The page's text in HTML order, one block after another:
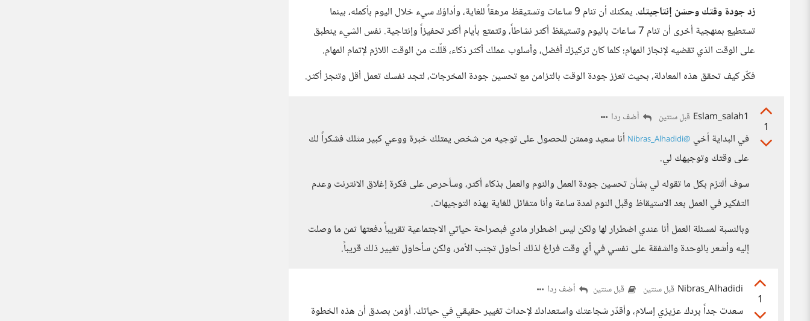
زد جودة وقتك وحسّن إنتاجيتك.
يمكنك أن تنام 9 ساعات وتستيقظ مرهقاً للغاية، وأداؤك سيء خلال اليوم بأكمله، بينما
تستطيع بمنهجية أخرى أن تنام 7 ساعات باليوم وتستيقظ أكثر نشاطاً، وتتمتع بأيام أكثر تحفيزاً وإنتاجية. نفس الشيء ينطبق
على الوقت الذي تقضيه لإنجاز المهام؛ كلما كان تركيزك أفضل، وأسلوب عملك أكثر ذكاء، قلّلت من الوقت اللازم لإتمام المهام.
فكّر كيف تحقق هذه المعادلة، بحيث تعزز جودة الوقت بالتزامن مع تحسين جودة المخرجات، لتجد نفسك تعمل أقل وتنجز أكثر.
1
Eslam_salah1 قبل سنتين أضف ردا
في البداية أخي @Nibras_Alhadidi
أنا سعيد وممتن للحصول على توجيه من شخص يمتلك خبرة ووعي كبير مثلك فشكراً لك
على وقتك وتوجيهك لي.
سوف ألتزم بكل ما تقوله لي بشأن تحسين جودة العمل والنوم والعمل بذكاء أكثر، وسأحرص على فكرة إغلاق الانترنت وعدم
التفكير في العمل بعد الاستيقاظ وقبل النوم لمدة ساعة وأنا متفائل للغاية بهذه التوجيهات.
وبالنسبة لمسئلة العمل أنا عندي اضطرار لها ولكن ليس اضطرار مادي فبصراحة حياتي الاجتماعية تقريباً دفعتها ثمن ما وصلت
إليه وأشعر بالوحدة والشفقة على نفسي في أي وقت فراغ لذلك أحاول تجنب الأمر، ولكن سأحاول تغيير ذلك قريباً.
1
Nibras_Alhadidi قبل سنتين قبل سنتين أضف ردا
سعدت جداً بردك عزيزي إسلام، وأقدّر شجاعتك واستعدادك لإحداث تغيير حقيقي في حياتك. أؤمن بصدق أن هذه الخطوة